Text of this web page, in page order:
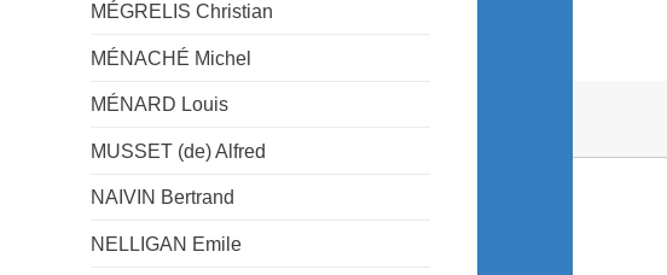
MÉGRELIS Christian
MÉNACHÉ Michel
MÉNARD Louis
MUSSET (de) Alfred
NAIVIN Bertrand
NELLIGAN Emile